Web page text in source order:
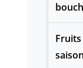
saison